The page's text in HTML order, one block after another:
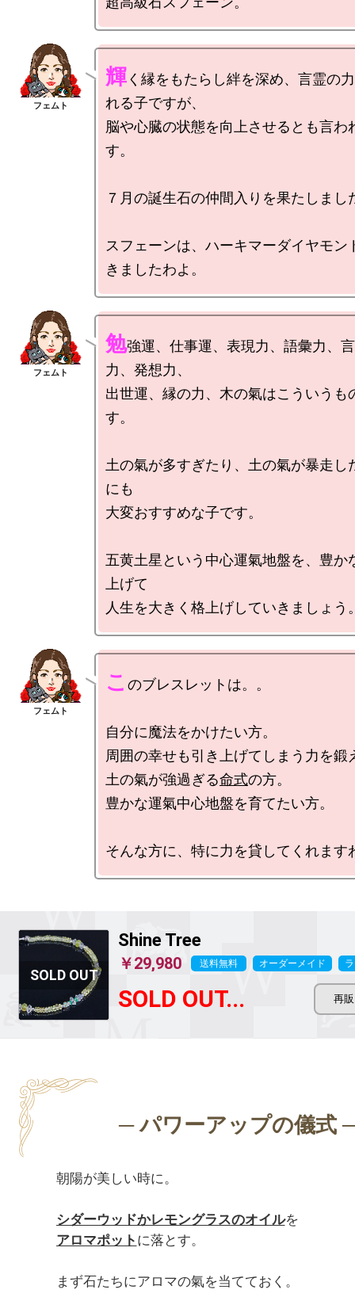
輝く縁をもたらし絆を深め、言霊の
れる子ですが、
脳や心臓の状態を向上させるとも言わ
す。
７月の誕生石の仲間入りを果たしまし
スフェーンは、ハーキマーダイヤモン
勉強運、仕事運、表現力、語彙力、
力、発想力、
出世運、縁の力、木の氣はこういうも
す。
土の氣が多すぎたり、土の氣が暴走し
にも
大変おすすめな子です。
五黄土星という中心運氣地盤を、豊か
上げて
こ のブレスレットは。。
自分に魔法をかけたい方。
周囲の幸せも引き上げてしまう力を鍛
土の氣が強過ぎる命式の方。
豊かな運氣中心地盤を育てたい方。
Shine Tree
￥29,980 送料無料 オーダーメイド
SOLD OUT...
朝陽が美しい時に。
シダーウッドかレモングラスのオイル
アロマポット に落とす。
まず石たちにアロマの氣を当てておく。